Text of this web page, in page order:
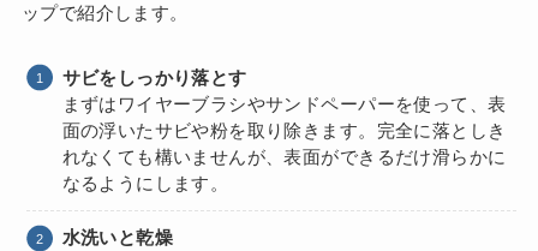
ップで紹介します。
サビをしっかり落とす
まずはワイヤーブラシやサンドペーパーを使って、表
面の浮いたサビや粉を取り除きます。完全に落としき
れなくても構いませんが、表面ができるだけ滑らかに
なるようにします。
水洗いと乾燥